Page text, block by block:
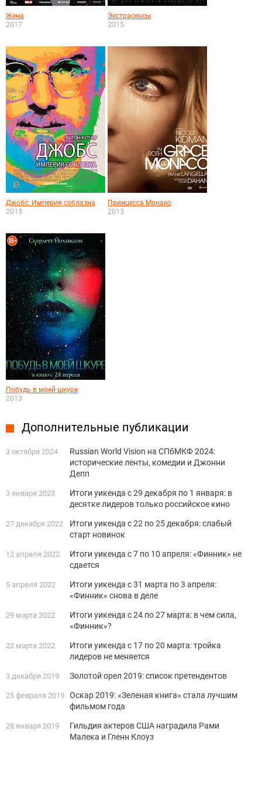
Жена
2017
Экстрасенсы
2015
Джобс: Империя соблазна
2013
Принцесса Монако
2013
Побудь в моей шкуре
2013
Дополнительные публикации
3 октября 2024
Russian World Vision на СПбМКФ 2024:
исторические ленты, комедии и Джонни
Депп
3 января 2023
Итоги уикенда c 29 декабря по 1 января: в
десятке лидеров только российское кино
27 декабря 2022
Итоги уикенда c 22 по 25 декабря: слабый
старт новинок
12 апреля 2022
Итоги уикенда с 7 по 10 апреля: «Финник» не
сдается
5 апреля 2022
Итоги уикенда с 31 марта по 3 апреля:
«Финник» снова в деле
29 марта 2022
Итоги уикенда с 24 по 27 марта: в чем сила,
«Финник»?
22 марта 2022
Итоги уикенда с 17 по 20 марта: тройка
лидеров не меняется
3 декабря 2019 Золотой орел 2019: список претендентов
25 февраля 2019 Оскар 2019: «Зеленая книга» стала лучшим
фильмом года
28 января 2019
Гильдия актеров США наградила Рами
Малека и Гленн Клоуз